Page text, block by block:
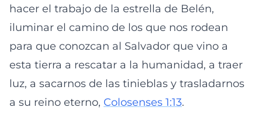
hacer el trabajo de la estrella de Belén,
iluminar el camino de los que nos rodean
para que conozcan al Salvador que vino a
esta tierra a rescatar a la humanidad, a traer
luz, a sacarnos de las tinieblas y trasladarnos
a su reino eterno, Colosenses 1:13.